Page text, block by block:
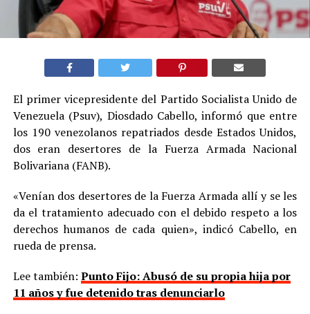
El primer vicepresidente del Partido Socialista Unido de
Venezuela (Psuv), Diosdado Cabello, informó que entre
los 190 venezolanos repatriados desde Estados Unidos,
dos eran desertores de la Fuerza Armada Nacional
Bolivariana (FANB).
«Venían dos desertores de la Fuerza Armada allí y se les
da el tratamiento adecuado con el debido respeto a los
derechos humanos de cada quien», indicó Cabello, en
rueda de prensa.
Lee también: Punto Fijo: Abusó de su propia hija por
11 años y fue detenido tras denunciarlo